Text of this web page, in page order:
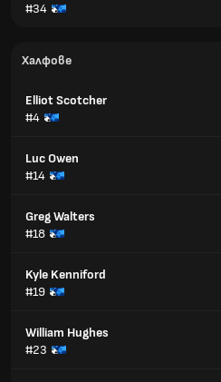
#34
Халфове
Elliot Scotcher
#4
Luc Owen
#14
Greg Walters
#18
Kyle Kenniford
#19
William Hughes
#23